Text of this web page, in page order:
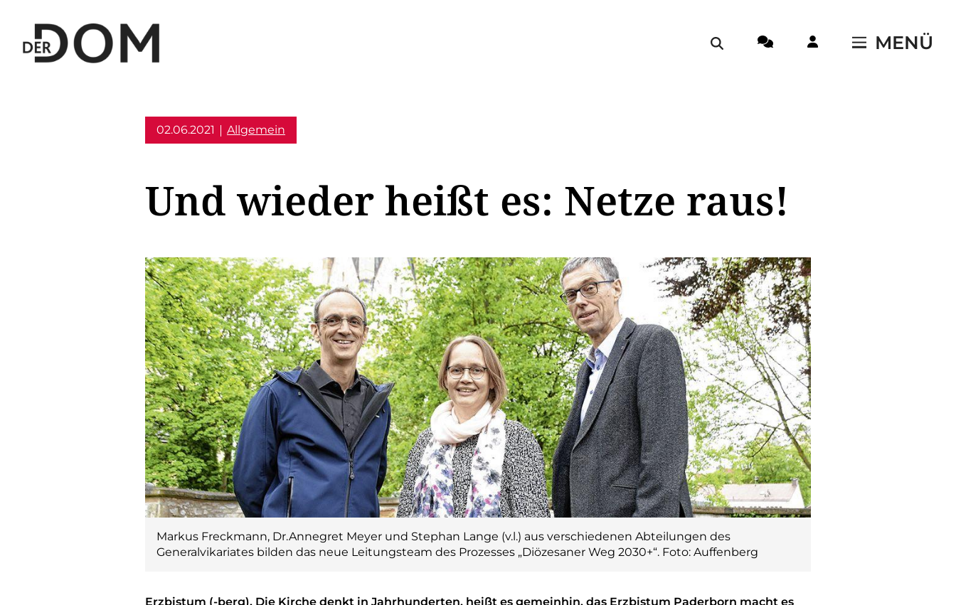
MENÜ
02.06.2021 Allgemein
Und wieder heißt es: Netze raus!
Markus Freckmann, Dr.Annegret Meyer und Stephan Lange (v.l.) aus verschiedenen Abteilungen des
Generalvikariates bilden das neue Leitungsteam des Prozesses „Diözesaner Weg 2030+“. Foto: Auffenberg
Erzbistum (-berg). Die Kirche denkt in Jahrhunderten, heißt es gemeinhin, das Erzbistum Paderborn macht es